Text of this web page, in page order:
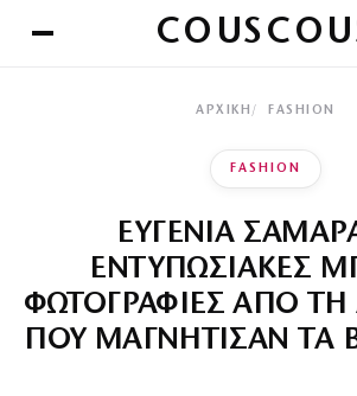
ΑΡΧΙΚΉ FASHION
FASHION
ΕΥΓΕΝΙΑ
ΕΝΤΥΠΩΣΙΑΚΕΣ
ΦΩΤΟΓΡΑΦΙΕΣ ΑΠΟ ΤΗ
ΠΟΥ ΜΑΓΝΗΤΙΣΑΝ ΤΑ